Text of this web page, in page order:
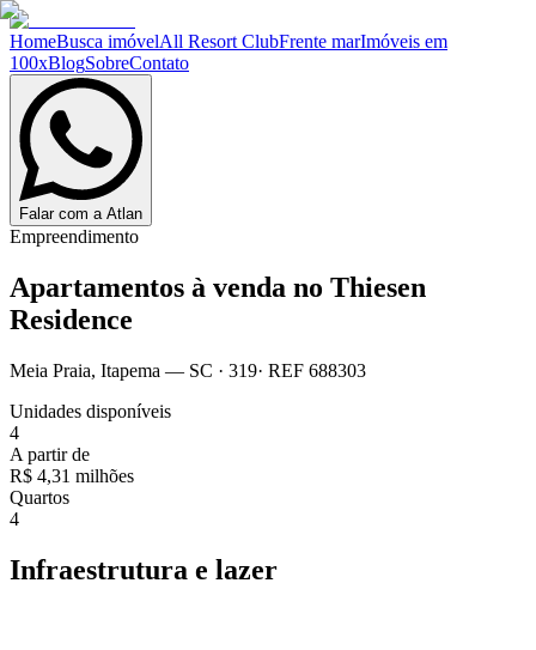
HomeBusca imóvelAll Resort ClubFrente marImóveis em
100xBlogSobreContato
Falar com a Atlan
Empreendimento
Apartamentos à venda no Thiesen
Residence
Meia Praia, Itapema — SC · 319· REF 688303
Unidades disponíveis
4
A partir de
R$ 4,31 milhões
Quartos
4
Infraestrutura e lazer